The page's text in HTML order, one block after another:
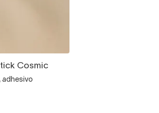
Cosmic
adhesivo